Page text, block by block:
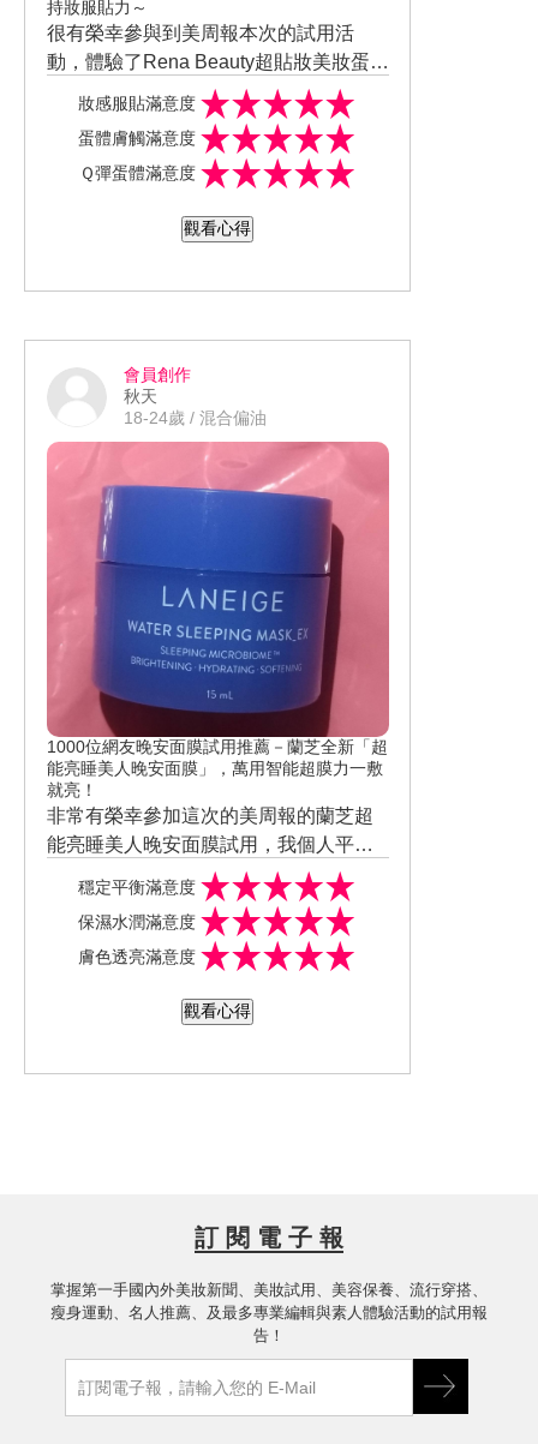
持妝服貼力～
很有榮幸參與到美周報本次的試用活
動，體驗了Rena Beauty超貼妝美妝蛋，
之前用粉底液上妝就很習慣用美妝蛋，
所以很好上手，本次體驗的為水滴狀美
妝蛋，尖處適合用在黑眼圈的遮瑕，而
底部大面積處就用來上粉底液。 因為Re
上的很細緻，不容易斑駁，推開的效果
下就又變回乾淨的蛋兒了！之後還會想
好用的小物啦，而且這款蛋不僅好用，
連盒子也很好看實用唷~~超級愛的 #美
RenaBeauty #RenaBeauty超貼妝美妝
蛋 ibeautyreport 美周報 Renasbeautyla
妝感服貼滿意度
蛋體膚觸滿意度
Ｑ彈蛋體滿意度
觀看心得
會員創作
秋天
18-24歲 / 混合偏油
1000位網友晚安面膜試用推薦－蘭芝全新「超
能亮睡美人晚安面膜」，萬用智能超膜力一敷
就亮！
非常有榮幸參加這次的美周報的蘭芝超
能亮睡美人晚安面膜試用，我個人平常
就有使用晚安面膜的習慣，最怕遇到很
黏稠整免感覺有東西黏在臉上的晚安面
膜或凍膜，然後感覺很容易蹭到被子
上，不然就是香精味過重，但這款蘭芝
的，很好抹開，塗完之後很輕薄也不會
味，讓人很難不喜歡，使用完晚安面膜
穩定平衡滿意度
保濕水潤滿意度
膚色透亮滿意度
觀看心得
訂 閱 電 子 報
掌握第一手國內外美妝新聞、美妝試用、美容保養、流行穿搭、
瘦身運動、名人推薦、及最多專業編輯與素人體驗活動的試用報
告！